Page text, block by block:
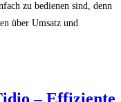
zu bedienen sind, denn
über Umsatz und